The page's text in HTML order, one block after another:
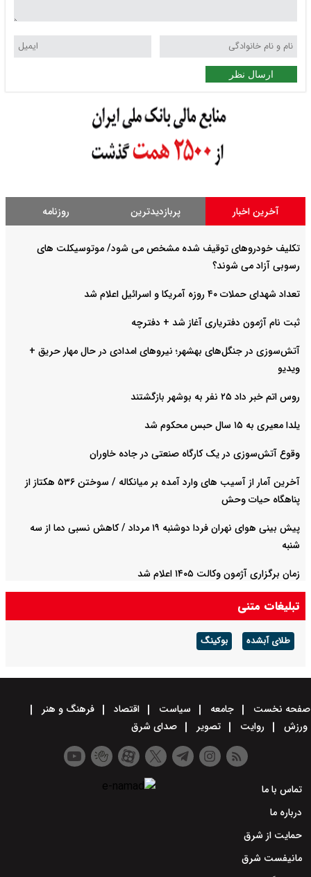
ارسال نظر
آخرین اخبار پربازدیدترین روزنامه
تکلیف خودروهای توقیف شده مشخص می شود/ موتوسیکلت های
رسوبی آزاد می شوند؟
تعداد شهدای حملات ۴۰ روزه آمریکا و اسرائیل اعلام شد
ثبت نام آژمون دفتریاری آغاز شد + دفترچه
آتش‌سوزی در جنگل‌های بهشهر؛ نیرو‌های امدادی در حال مهار حریق +
ویدیو
روس اتم خبر داد ۲۵ نفر به بوشهر بازگشتند
یلدا معیری به ۱۵ سال حبس محکوم شد
وقوع آتش‌سوزی در یک کارگاه صنعتی در جاده خاوران
آخرین آمار از آسیب های وارد آمده بر میانکاله / سوختن ۵۳۶ هکتاز از
پناهگاه حیات وحش
پیش بینی هوای نهران فردا دوشنبه ۱۹ مرداد / کاهش نسبی دما از سه
شنبه
زمان برگزاری آژمون وکالت ۱۴۰۵ اعلام شد
تبلیغات متنی
طلای آبشده بوکینگ
صفحه نخست جامعه سیاست اقتصاد
فرهنگ و هنر
ورزش
روایت تصویر صدای شرق
تماس با ما
درباره ما
حمایت از شرق
مانیفست شرق